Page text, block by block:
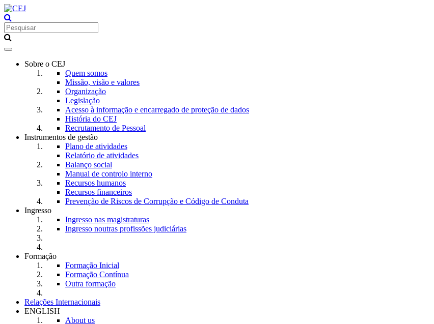
Toggle
navigationSobre o CEJ
Quem somos
Missão, visão e valores
Organização
Legislação
Acesso à informação e encarregado de proteção de dados
História do CEJ
Recrutamento de Pessoal
Instrumentos de gestão
Plano de atividades
Relatório de atividades
Balanço social
Manual de controlo interno
Recursos humanos
Recursos financeiros
Prevenção de Riscos de Corrupção e Código de Conduta
Ingresso
Ingresso nas magistraturas
Ingresso noutras profissões judiciárias
Formação
Formação Inicial
Formação Contínua
Outra formação
Relações Internacionais
ENGLISH
About us